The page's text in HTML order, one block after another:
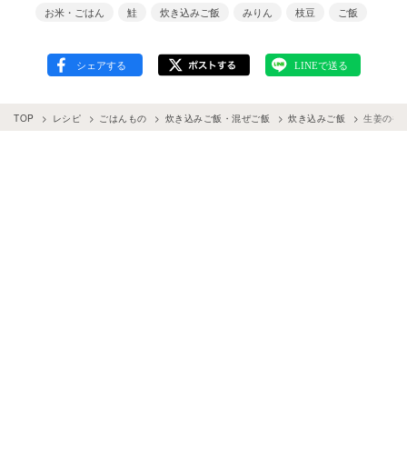
お米・ごはん
鮭 炊き込みご飯 みりん 枝豆 ご飯
TOP レシピ ごはんもの 炊き込みご飯・混ぜご飯 炊き込みご飯 生姜の香